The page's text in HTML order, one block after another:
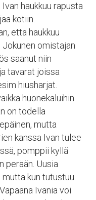
haukkuu rapusta
kotiin.
että haukkuu
Jokunen omistajan
saanut niin
tavarat joissa
hiusharjat.
huonekaluihin
on todella
mutta
kanssa Ivan tulee
pomppii kyllä
perään. Uusia
mutta kun tutustuu
Ivania voi